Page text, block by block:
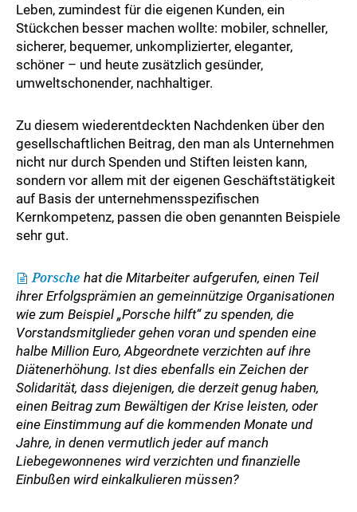
Leben, zumindest für die eigenen Kunden, ein
Stückchen besser machen wollte: mobiler, schneller,
sicherer, bequemer, unkomplizierter, eleganter,
schöner – und heute zusätzlich gesünder,
umweltschonender, nachhaltiger.
Zu diesem wiederentdeckten Nachdenken über den
gesellschaftlichen Beitrag, den man als Unternehmen
nicht nur durch Spenden und Stiften leisten kann,
sondern vor allem mit der eigenen Geschäftstätigkeit
auf Basis der unternehmensspezifischen
Kernkompetenz, passen die oben genannten Beispiele
sehr gut.
Porsche hat die Mitarbeiter aufgerufen, einen Teil
ihrer Erfolgsprämien an gemeinnützige Organisationen
wie zum Beispiel „Porsche hilft“ zu spenden, die
Vorstandsmitglieder gehen voran und spenden eine
halbe Million Euro, Abgeordnete verzichten auf ihre
Diätenerhöhung. Ist dies ebenfalls ein Zeichen der
Solidarität, dass diejenigen, die derzeit genug haben,
einen Beitrag zum Bewältigen der Krise leisten, oder
eine Einstimmung auf die kommenden Monate und
Jahre, in denen vermutlich jeder auf manch
Liebegewonnenes wird verzichten und finanzielle
Einbußen wird einkalkulieren müssen?